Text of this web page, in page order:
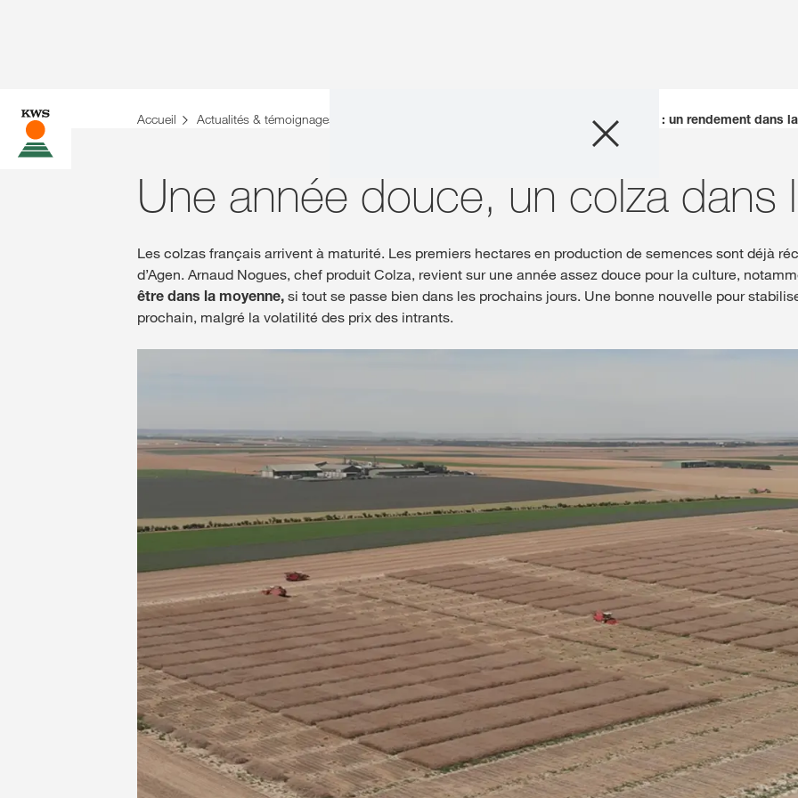
Semences
Solutions
Contactez-nous
Contenu
SE
Sujets
groupe
kws.com/
Accueil Actualités & témoignages Tendance colza 2023 : un rendement dans
Une année douce, un colza dans
Les colzas français arrivent à maturité. Les premiers hectares en production de semences sont déjà
d’Agen. Arnaud Nogues, chef produit Colza, revient sur une année assez douce pour la culture,
être dans la moyenne, si tout se passe bien dans les prochains jours. Une bonne nouvelle pour
prochain, malgré la volatilité des prix des intrants.